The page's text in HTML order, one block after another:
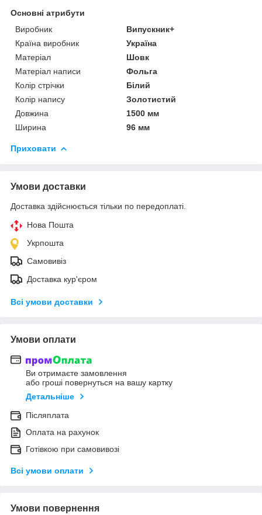
Основні атрибути
Виробник
Випускник+
Країна виробник
Україна
Матеріал
Шовк
Матеріал написи
Фольга
Колір стрічки
Білий
Колір напису
Золотистий
Довжина
1500 мм
Ширина
96 мм
Приховати
Умови доставки
Доставка здійснюється тільки по передоплаті.
Нова Пошта
Укрпошта
Самовивіз
Доставка кур'єром
Всі умови доставки
Умови оплати
Ви отримаєте замовлення
або гроші повернуться на вашу картку
Детальніше
Післяплата
Оплата на рахунок
Готівкою при самовивозі
Всі умови оплати
Умови повернення